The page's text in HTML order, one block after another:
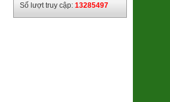
Số lượt truy cập: 13285497